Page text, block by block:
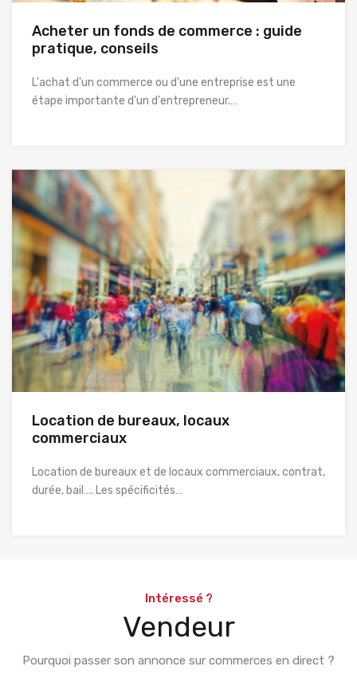
Acheter un fonds de commerce : guide
pratique, conseils
L'achat d'un commerce ou d'une entreprise est une
étape importante d'un d'entrepreneur.…
Location de bureaux, locaux
commerciaux
Location de bureaux et de locaux commerciaux, contrat,
durée, bail…. Les spécificités…
Intéressé ?
Vendeur
Pourquoi passer son annonce sur commerces en direct ?